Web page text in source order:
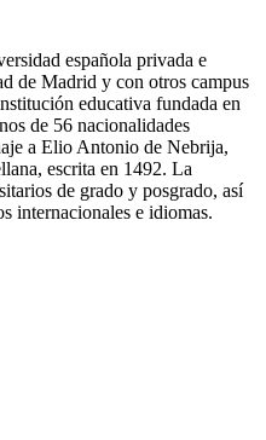
española privada e
de Madrid y con otros campus
educativa fundada en
de 56 nacionalidades
a Elio Antonio de Nebrija,
escrita en 1492. La
de grado y posgrado, así
internacionales e idiomas.